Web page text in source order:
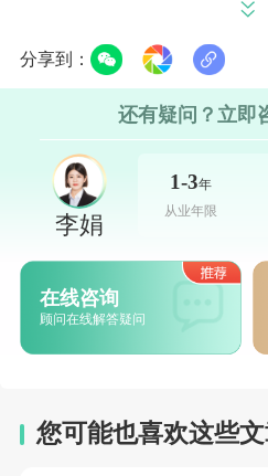
【免责声明】
1、个别文章内容来源于网
所有，如侵权，请联系删除；
2、所有图片来源于网络，
权问题请告知，我们会立即处
分享到：
还有疑问？立即
李娟
1-3年
从业年限
在线咨询
顾问在线解答疑问
您可能也喜欢这些